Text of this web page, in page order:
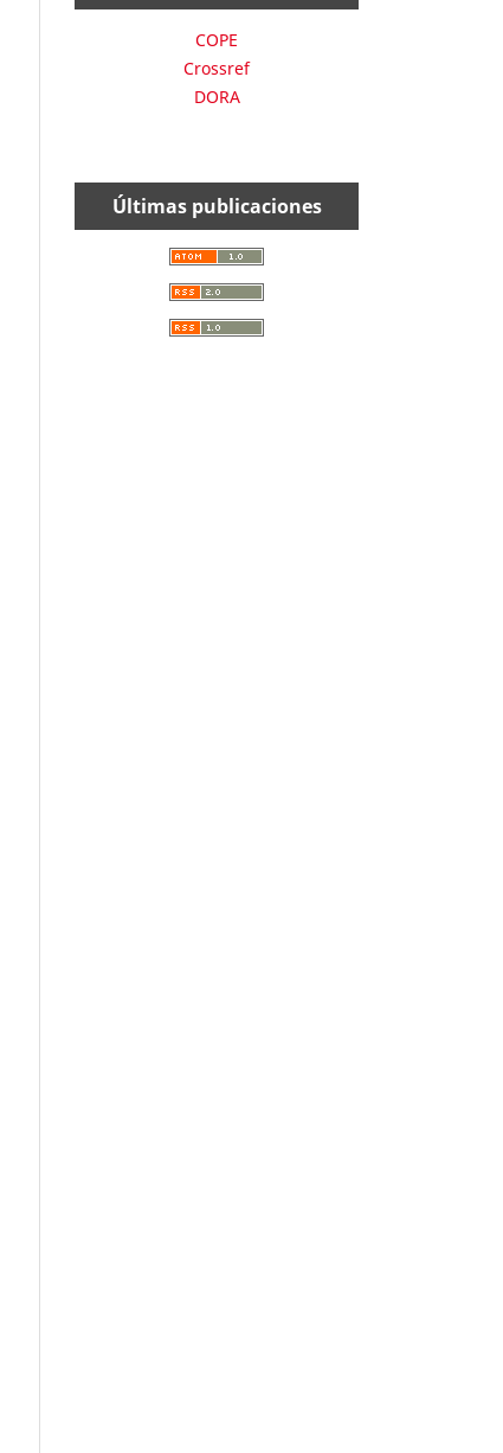
COPE
Crossref
DORA
Últimas publicaciones